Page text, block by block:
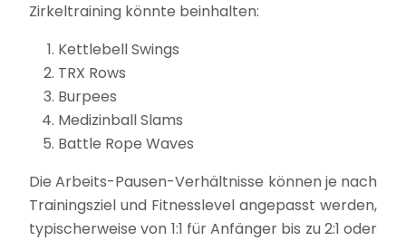
Zirkeltraining könnte beinhalten:
Kettlebell Swings
TRX Rows
Burpees
Medizinball Slams
Battle Rope Waves
Die Arbeits-Pausen-Verhältnisse können je nach
Trainingsziel und Fitnesslevel angepasst werden,
typischerweise von 1:1 für Anfänger bis zu 2:1 oder